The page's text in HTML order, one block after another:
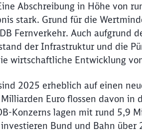
Abschreibung in Höhe von
stark. Grund für die
Fernverkehr. Auch aufgrund
der Infrastruktur und die
wirtschaftliche Entwicklung
2025 erheblich auf einen
Euro flossen davon
Konzerns lagen mit rund 5,9
Bund und Bahn